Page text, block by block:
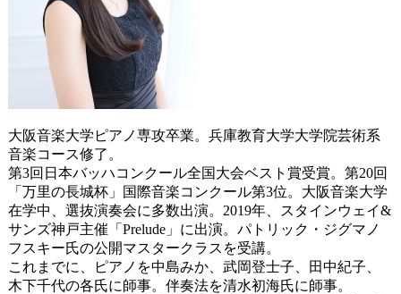
大阪音楽大学ピアノ専攻卒業。兵庫教育大学大学院芸術系
音楽コース修了。
第3回日本バッハコンクール全国大会ベスト賞受賞。第20回
「万里の長城杯」国際音楽コンクール第3位。大阪音楽大学
在学中、選抜演奏会に多数出演。2019年、スタインウェイ&
サンズ神戸主催「Prelude」に出演。パトリック・ジグマノ
フスキー氏の公開マスタークラスを受講。
これまでに、ピアノを中島みか、武岡登士子、田中紀子、
木下千代の各氏に師事。伴奏法を清水初海氏に師事。